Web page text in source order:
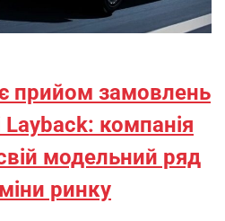
прийом замовлень
Layback: компанія
модельний ряд
ринку